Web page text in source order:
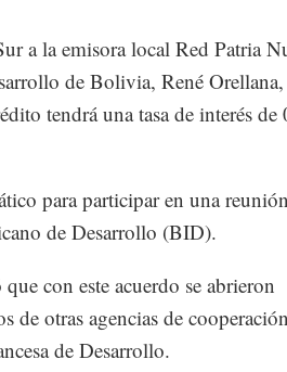
a la emisora local Red Patria
de Bolivia, René Orellana,
tendrá una tasa de interés de
para participar en una
de Desarrollo (BID).
con este acuerdo se abrieron
de otras agencias de
de Desarrollo.